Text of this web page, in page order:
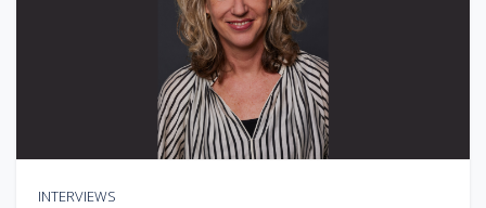
INTERVIEWS